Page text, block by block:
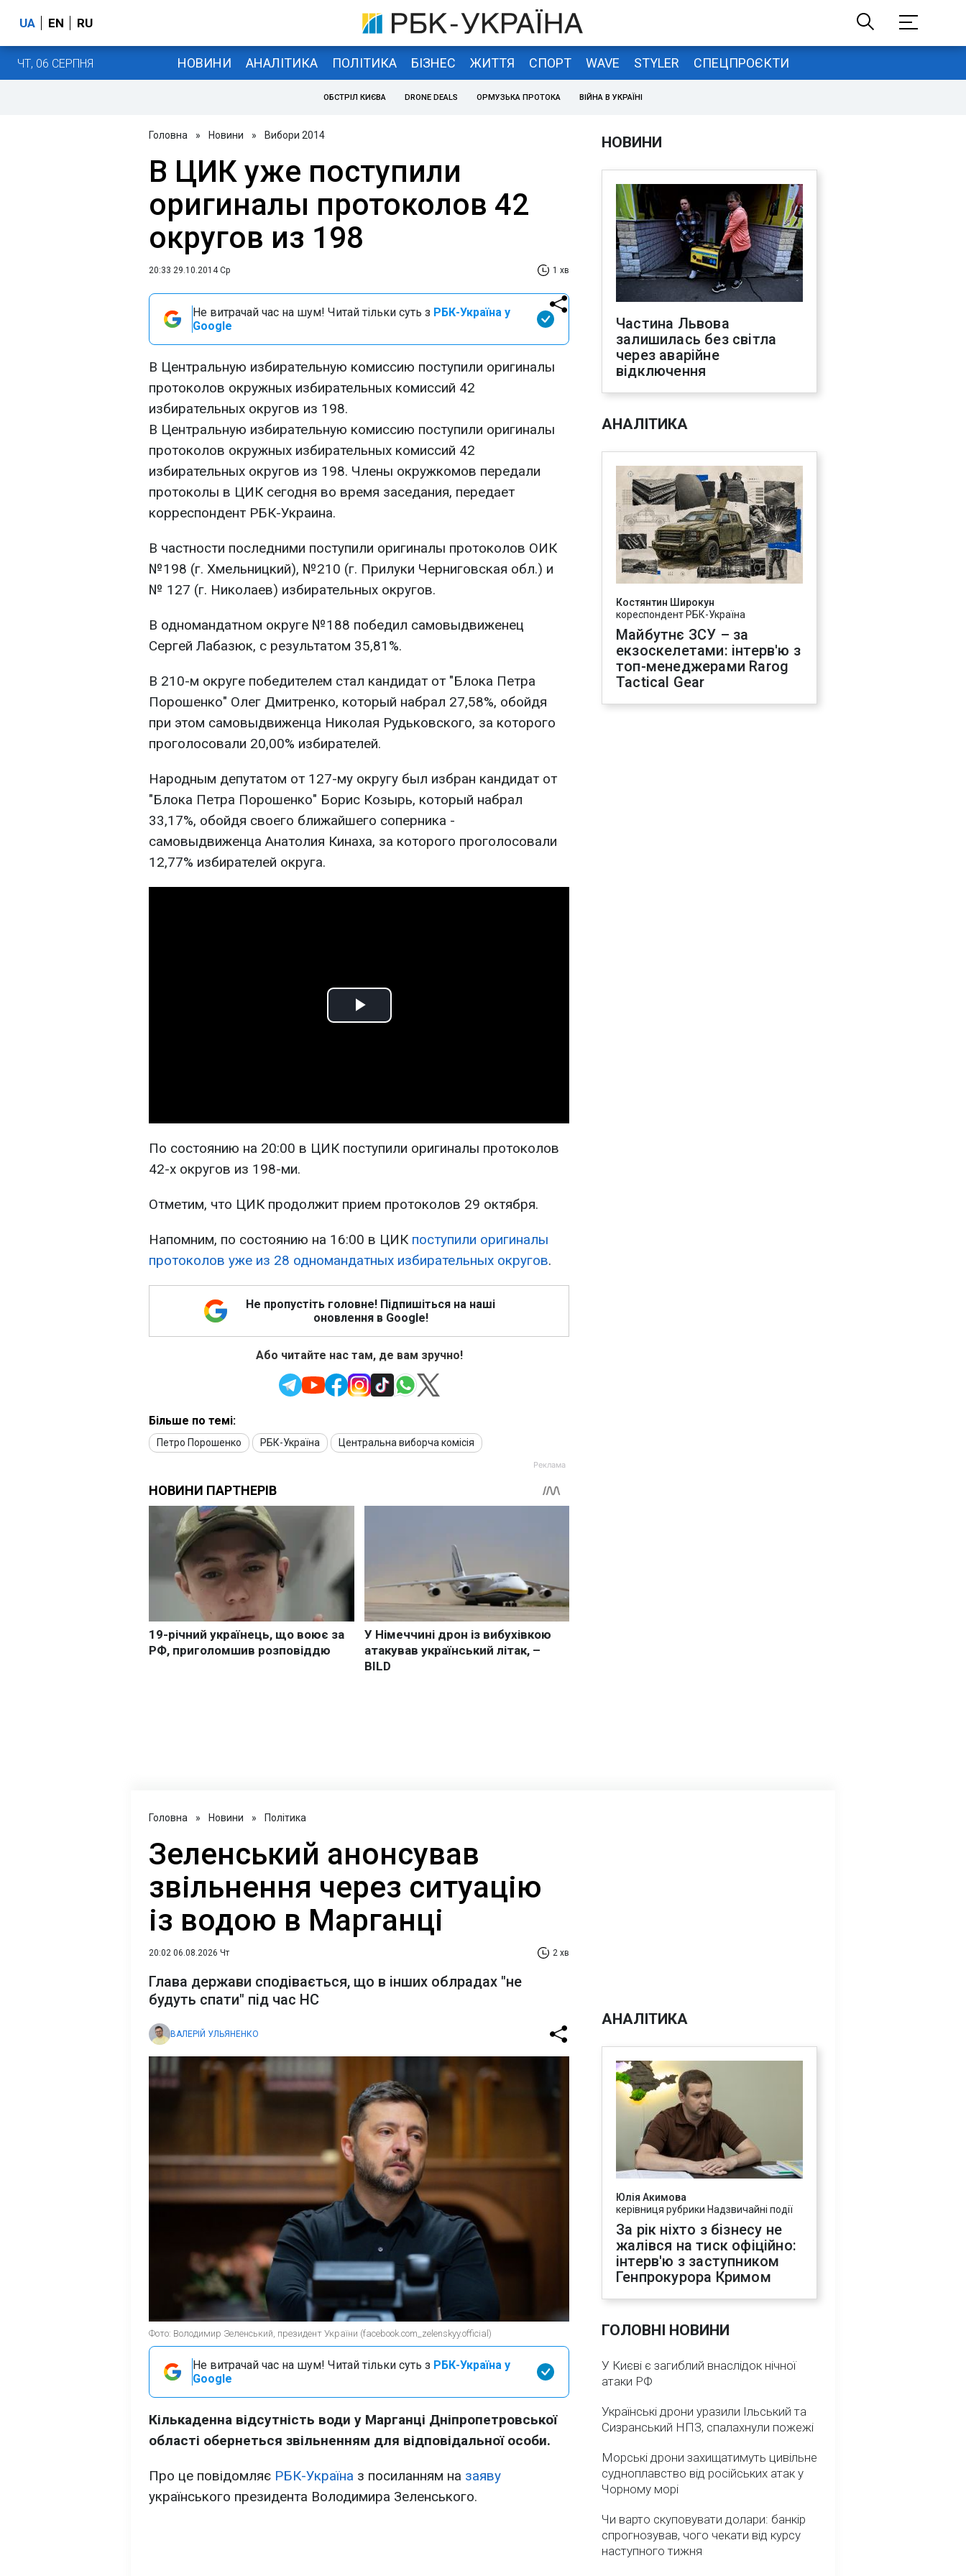
UA EN RU
ЧТ, 06 СЕРПНЯ НОВИНИ АНАЛІТИКА ПОЛІТИКА БІЗНЕС ЖИТТЯ СПОРТ WAVE STYLER СПЕЦПРОЄКТИ
ОБСТРІЛ КИЄВА DRONE DEALS ОРМУЗЬКА ПРОТОКА ВІЙНА В УКРАЇНІ
Головна » Новини » Вибори 2014
В ЦИК уже поступили
оригиналы протоколов 42
округов из 198
20:33 29.10.2014 Ср 1 хв
Не витрачай час на шум! Читай тільки суть з РБК-Україна у
Google
В Центральную избирательную комиссию поступили оригиналы
протоколов окружных избирательных комиссий 42
избирательных округов из 198.
В Центральную избирательную комиссию поступили оригиналы
протоколов окружных избирательных комиссий 42
избирательных округов из 198. Члены окружкомов передали
протоколы в ЦИК сегодня во время заседания, передает
корреспондент РБК-Украина.
В частности последними поступили оригиналы протоколов ОИК
№198 (г. Хмельницкий), №210 (г. Прилуки Черниговская обл.) и
№ 127 (г. Николаев) избирательных округов.
В одномандатном округе №188 победил самовыдвиженец
Сергей Лабазюк, с результатом 35,81%.
В 210-м округе победителем стал кандидат от "Блока Петра
Порошенко" Олег Дмитренко, который набрал 27,58%, обойдя
при этом самовыдвиженца Николая Рудьковского, за которого
проголосовали 20,00% избирателей.
Народным депутатом от 127-му округу был избран кандидат от
"Блока Петра Порошенко" Борис Козырь, который набрал
33,17%, обойдя своего ближайшего соперника -
самовыдвиженца Анатолия Кинаха, за которого проголосовали
12,77% избирателей округа.
Play
По состоянию на 20:00 в ЦИК поступили оригиналы протоколов
42-х округов из 198-ми.
Отметим, что ЦИК продолжит прием протоколов 29 октября.
Напомним, по состоянию на 16:00 в ЦИК поступили оригиналы
протоколов уже из 28 одномандатных избирательных округов.
Не пропустіть головне! Підпишіться на наші
оновлення в Google!
Або читайте нас там, де вам зручно!
Більше по темі:
Петро Порошенко РБК-Україна Центральна виборча комісія
НОВИНИ
Частина Львова
залишилась без світла
через аварійне
відключення
АНАЛІТИКА
Костянтин Широкун
кореспондент РБК-Україна
Майбутнє ЗСУ – за
екзоскелетами: інтерв'ю з
топ-менеджерами Rarog
Tactical Gear
Головна » Новини » Політика
Зеленський анонсував
звільнення через ситуацію
із водою в Марганці
20:02 06.08.2026 Чт 2 хв
Глава держави сподівається, що в інших облрадах "не
будуть спати" під час НС
ВАЛЕРІЙ УЛЬЯНЕНКО
Фото: Володимир Зеленський, президент України (facebook.com_zelenskyy.official)
Не витрачай час на шум! Читай тільки суть з РБК-Україна у
Google
Кількаденна відсутність води у Марганці Дніпропетровської
області обернеться звільненням для відповідальної особи.
Про це повідомляє РБК-Україна з посиланням на заяву
українського президента Володимира Зеленського.
АНАЛІТИКА
Юлія Акимова
керівниця рубрики Надзвичайні події
За рік ніхто з бізнесу не
жалівся на тиск офіційно:
інтерв'ю з заступником
Генпрокурора Кримом
ГОЛОВНІ НОВИНИ
У Києві є загиблий внаслідок нічної
атаки РФ
Українські дрони уразили Ільський та
Сизранський НПЗ, спалахнули пожежі
Морські дрони захищатимуть цивільне
судноплавство від російських атак у
Чорному морі
Чи варто скуповувати долари: банкір
спрогнозував, чого чекати від курсу
наступного тижня